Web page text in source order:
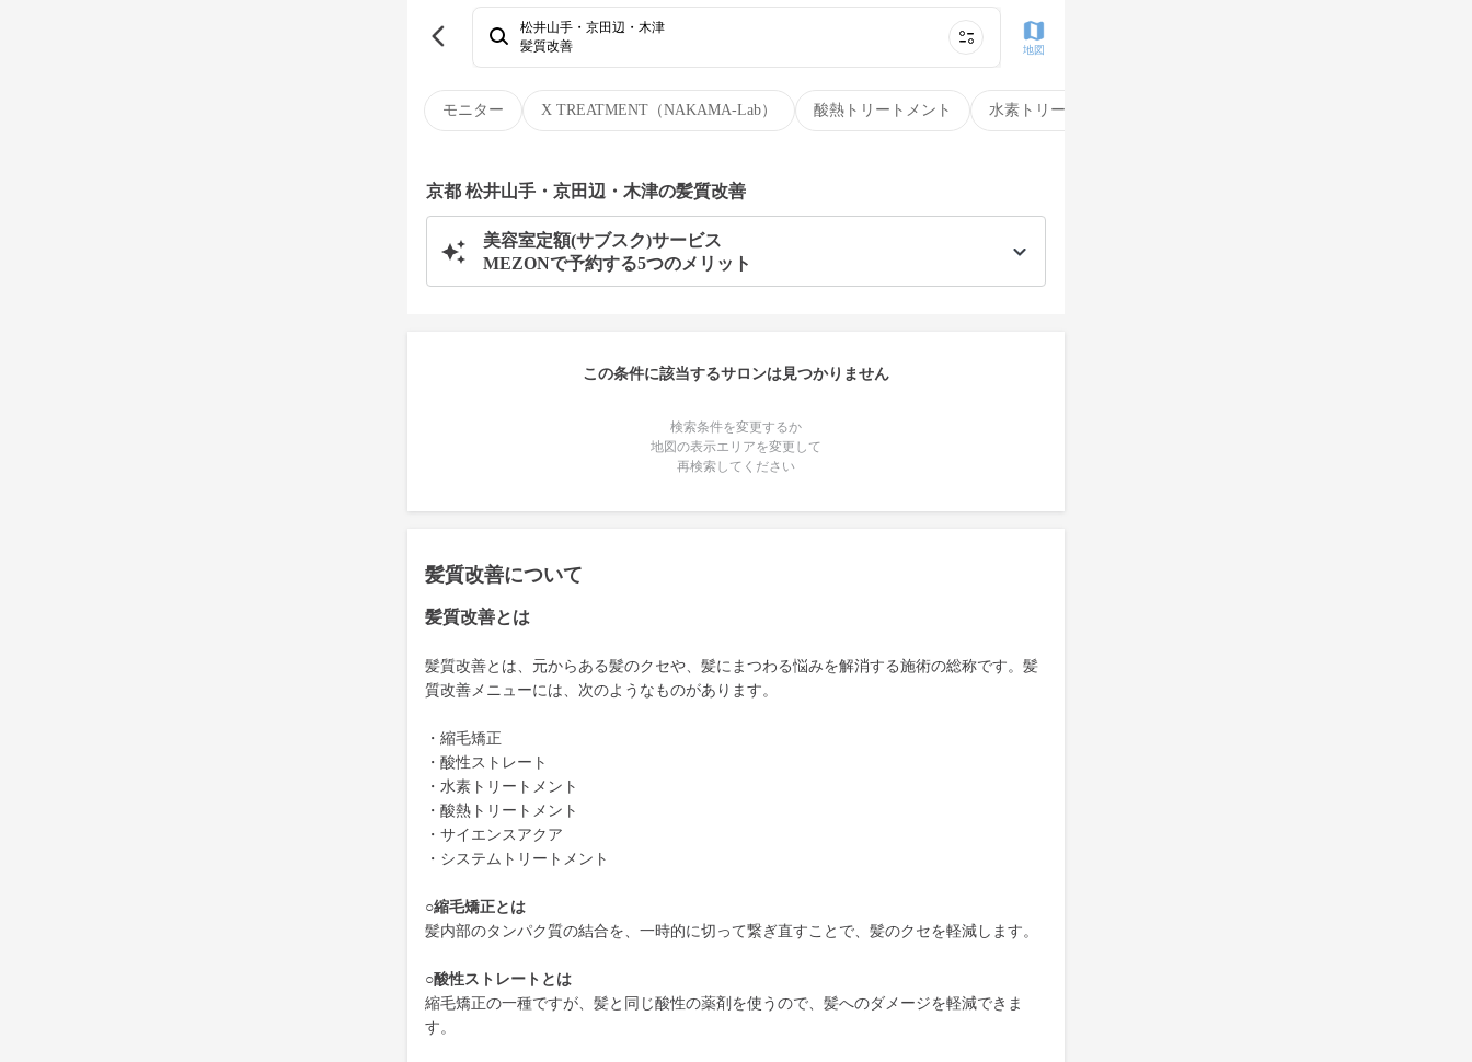
モニター X TREATMENT（NAKAMA-Lab） 酸熱トリートメント 水素トリートメント
松井山手・京田辺・木津
髪質改善
地図
京都 松井山手・京田辺・木津の髪質改善
美容室定額(サブスク)サービス
MEZONで予約する5つのメリット
この条件に該当するサロンは見つかりません
検索条件を変更するか
地図の表示エリアを変更して
再検索してください
髪質改善について
髪質改善とは
髪質改善とは、元からある髪のクセや、髪にまつわる悩みを解消する施術の総称です。髪
質改善メニューには、次のようなものがあります。
・縮毛矯正
・酸性ストレート
・水素トリートメント
・酸熱トリートメント
・サイエンスアクア
・システムトリートメント
○縮毛矯正とは
髪内部のタンパク質の結合を、一時的に切って繋ぎ直すことで、髪のクセを軽減します。
○酸性ストレートとは
縮毛矯正の一種ですが、髪と同じ酸性の薬剤を使うので、髪へのダメージを軽減できま
す。